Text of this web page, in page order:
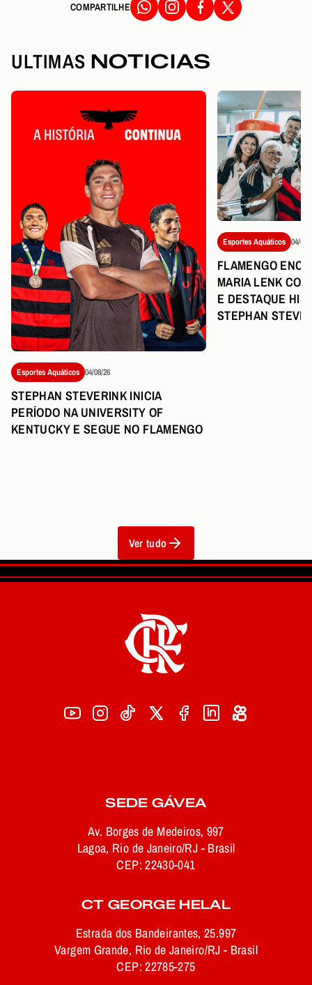
COMPARTILHE
ULTIMAS NOTICIAS
Esportes Aquáticos 04/08/26
STEPHAN STEVERINK INICIA
PERÍODO NA UNIVERSITY OF
KENTUCKY E SEGUE NO FLAMENGO
Esportes Aquáticos 04/08/
FLAMENGO
MARIA LENK
E DESTAQUE
STEPHAN
Ver tudo
SEDE GÁVEA
Av. Borges de Medeiros, 997
Lagoa, Rio de Janeiro/RJ - Brasil
CEP: 22430-041
CT GEORGE HELAL
Estrada dos Bandeirantes, 25.997
Vargem Grande, Rio de Janeiro/RJ - Brasil
CEP: 22785-275